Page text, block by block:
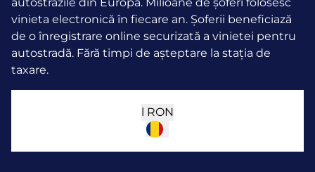
vinieta electronică în fiecare an. Șoferii beneficiază
de o înregistrare online securizată a vinietei pentru
autostradă. Fără timpi de așteptare la stația de
taxare.
l RON